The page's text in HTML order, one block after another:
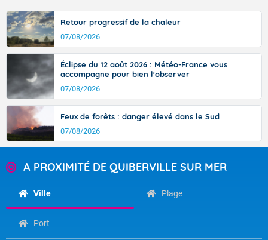
Retour progressif de la chaleur
07/08/2026
Éclipse du 12 août 2026 : Météo-France vous
accompagne pour bien l'observer
07/08/2026
Feux de forêts : danger élevé dans le Sud
07/08/2026
A PROXIMITÉ DE QUIBERVILLE SUR MER
Ville Plage
Port